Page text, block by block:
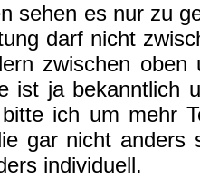
sehen es nur zu
darf nicht
zwischen
ist ja bekanntlich
ich um mehr
gar nicht anders
individuell.